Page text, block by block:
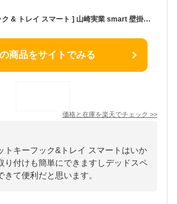
[ マグネットキーフック & トレイ スマート ] 山崎実業 smart 壁掛け おしゃれ スチール 玄関 鍵 収納ボックス 収納ケース 小物収納 アクセサリー 収納 ホワイト ブラック yamazaki 2754 2755 マグネット フック 便利 印鑑 キーフック トレイ ペン クローゼット ポイント5倍
商品をサイトでみる
価格と在庫を楽天でチェック >>
トキーフック&トレイ スマートはいか
り付けも簡単にできますしデッドスペ
きて便利だと思います。